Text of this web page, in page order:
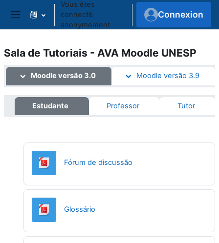
Passer au contenu principal
Panneau latéral
Vous êtes
connecté
anonymement
Connexion
Sala de Tutoriais - AVA Moodle UNESP
Aperçu des sections
Moodle versão 3.0 Moodle versão 3.9
Estudante Professor Tutor
Fórum de discussão
Glossário